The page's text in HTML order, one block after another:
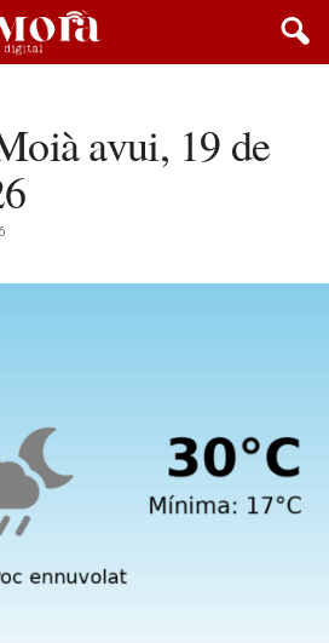
avui, 19 de